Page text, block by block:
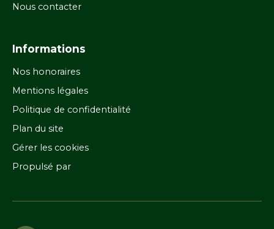
Nous contacter
Informations
Nos honoraires
Mentions légales
Politique de confidentialité
Plan du site
Gérer les cookies
Propulsé par